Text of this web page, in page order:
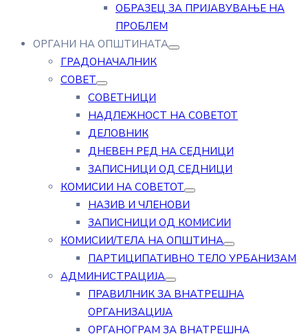
ОБРАЗЕЦ ЗА ПРИЈАВУВАЊЕ НА
ПРОБЛЕМ
ОРГАНИ НА ОПШТИНАТА
ГРАДОНАЧАЛНИК
СОВЕТ
СОВЕТНИЦИ
НАДЛЕЖНОСТ НА СОВЕТОТ
ДЕЛОВНИК
ДНЕВЕН РЕД НА СЕДНИЦИ
ЗАПИСНИЦИ ОД СЕДНИЦИ
КОМИСИИ НА СОВЕТОТ
НАЗИВ И ЧЛЕНОВИ
ЗАПИСНИЦИ ОД КОМИСИИ
КОМИСИИ/ТЕЛА НА ОПШТИНА
ПАРТИЦИПАТИВНО ТЕЛО УРБАНИЗАМ
АДМИНИСТРАЦИЈА
ПРАВИЛНИК ЗА ВНАТРЕШНА
ОРГАНИЗАЦИЈА
ОРГАНОГРАМ ЗА ВНАТРЕШНА